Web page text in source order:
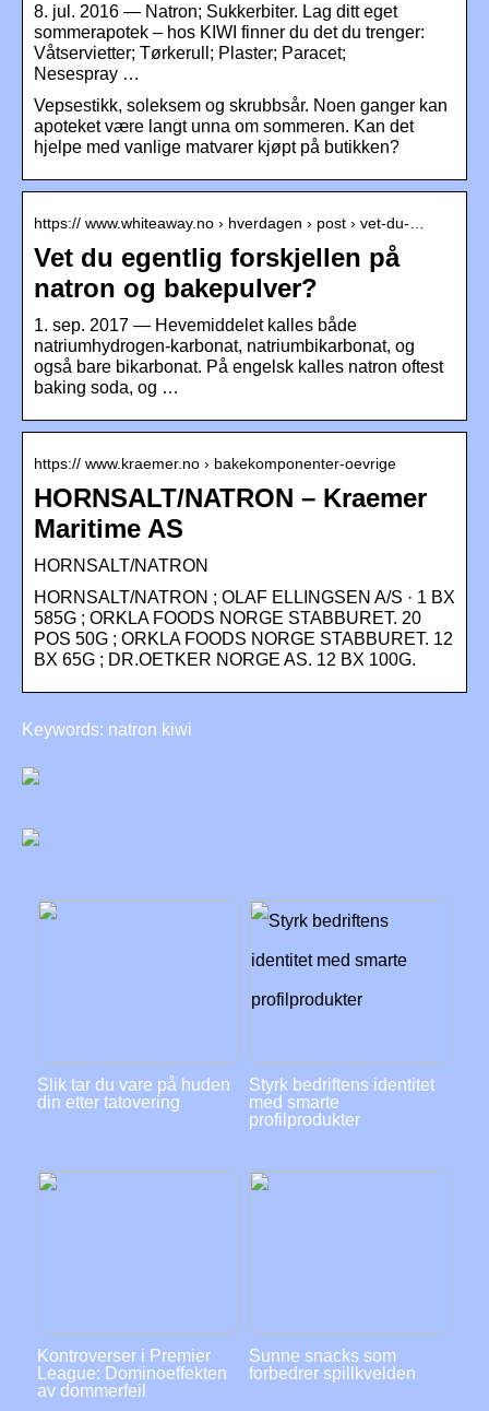
8. jul. 2016 — Natron; Sukkerbiter. Lag ditt eget
sommerapotek – hos KIWI finner du det du trenger:
Våtservietter; Tørkerull; Plaster; Paracet;
Nesespray …
Vepsestikk, soleksem og skrubbsår. Noen ganger kan
apoteket være langt unna om sommeren. Kan det
hjelpe med vanlige matvarer kjøpt på butikken?
https:// www.whiteaway.no › hverdagen › post › vet-du-…
Vet du egentlig forskjellen på
natron og bakepulver?
1. sep. 2017 — Hevemiddelet kalles både
natriumhydrogen-karbonat, natriumbikarbonat, og
også bare bikarbonat. På engelsk kalles natron oftest
baking soda, og …
https:// www.kraemer.no › bakekomponenter-oevrige
HORNSALT/NATRON – Kraemer
Maritime AS
HORNSALT/NATRON
HORNSALT/NATRON ; OLAF ELLINGSEN A/S · 1 BX
585G ; ORKLA FOODS NORGE STABBURET. 20
POS 50G ; ORKLA FOODS NORGE STABBURET. 12
BX 65G ; DR.OETKER NORGE AS. 12 BX 100G.
Keywords: natron kiwi
Slik tar du vare på huden
din etter tatovering
Styrk bedriftens identitet
med smarte
profilprodukter
Kontroverser i Premier
League: Dominoeffekten
av dommerfeil
Sunne snacks som
forbedrer spillkvelden